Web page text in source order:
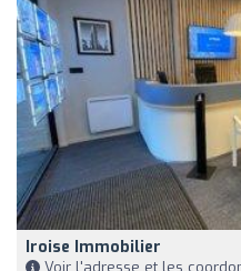
Iroise Immobilier
Voir l'adresse et les